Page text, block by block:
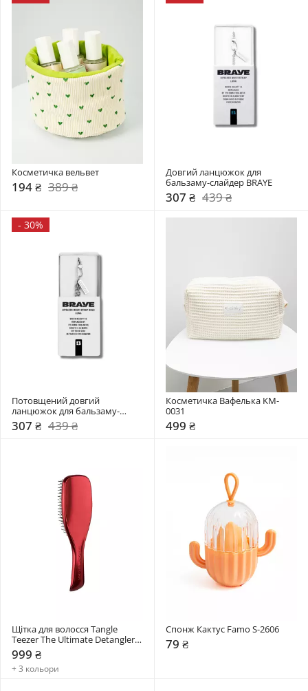
194 ₴ 389 ₴
Довгий ланцюжок для
бальзаму-слайдер BRAYE
307 ₴ 439 ₴
- 30%
Потовщений довгий
ланцюжок для бальзаму-
слайдер BRAYE
307 ₴ 439 ₴
Косметичка Вафелька KM-
0031
499 ₴
Щітка для волосся Tangle
Teezer The Ultimate Detangler
Chrome
999 ₴
+ 3 кольори
Спонж Кактус Famo S-2606
79 ₴